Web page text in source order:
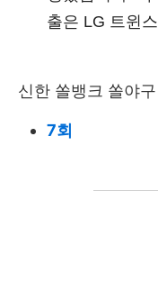
출은 LG 트윈
신한 쏠뱅크 쏠야
7회